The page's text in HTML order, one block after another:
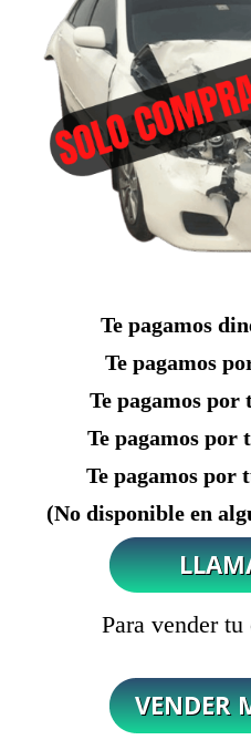
Te pagamos
Te pagamos
Te pagamos por
Te pagamos
Te pagamos
(No disponible en
Para vender